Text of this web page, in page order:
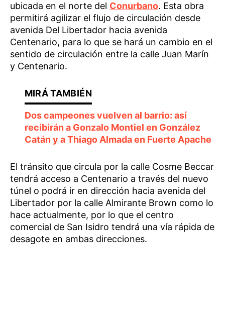
ubicada en el norte del Conurbano. Esta obra
permitirá agilizar el flujo de circulación desde
avenida Del Libertador hacia avenida
Centenario, para lo que se hará un cambio en el
sentido de circulación entre la calle Juan Marín
y Centenario.
Dos campeones vuelven al barrio: así
recibirán a Gonzalo Montiel en González
Catán y a Thiago Almada en Fuerte Apache
El tránsito que circula por la calle Cosme Beccar
tendrá acceso a Centenario a través del nuevo
túnel o podrá ir en dirección hacia avenida del
Libertador por la calle Almirante Brown como lo
hace actualmente, por lo que el centro
comercial de San Isidro tendrá una vía rápida de
desagote en ambas direcciones.